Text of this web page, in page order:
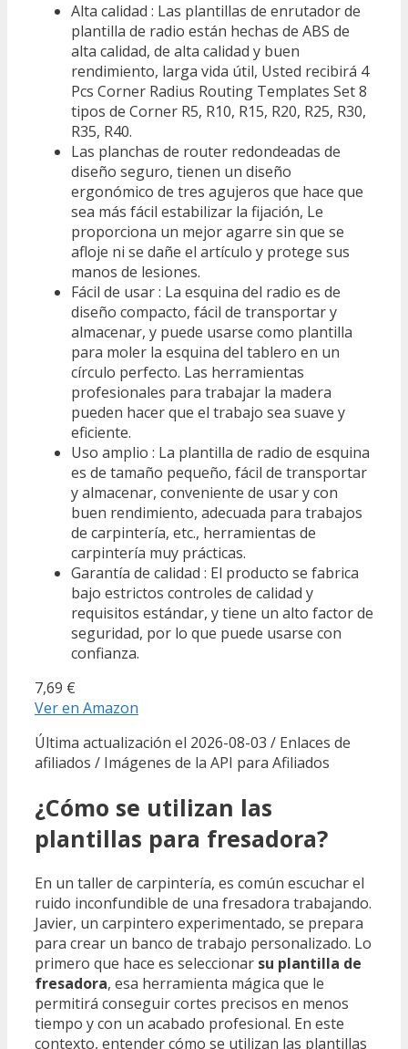
Alta calidad : Las plantillas de enrutador de
plantilla de radio están hechas de ABS de
alta calidad, de alta calidad y buen
rendimiento, larga vida útil, Usted recibirá 4
Pcs Corner Radius Routing Templates Set 8 ​
tipos de Corner R5, R10, R15, R20, R25, R30,
R35, R40.
Las planchas de router redondeadas de
diseño seguro, tienen un diseño
ergonómico de tres agujeros que hace que
sea más fácil estabilizar la fijación, Le
proporciona un mejor agarre sin que se
afloje ni se dañe el artículo y protege sus
manos de lesiones.
Fácil de usar : La esquina del radio es de
diseño compacto, fácil de transportar y
almacenar, y puede usarse como plantilla
para moler la esquina del tablero en un
círculo perfecto. Las herramientas
profesionales para trabajar la madera
pueden hacer que el trabajo sea suave y
eficiente.
Uso amplio : La plantilla de radio de esquina
es de tamaño pequeño, fácil de transportar
y almacenar, conveniente de usar y con
buen rendimiento, adecuada para trabajos
de carpintería, etc., herramientas de
carpintería muy prácticas.
Garantía de calidad : El producto se fabrica
bajo estrictos controles de calidad y
requisitos estándar, y tiene un alto factor de
seguridad, por lo que puede usarse con
confianza.
7,69 €
Ver en Amazon
Última actualización el 2026-08-03 / Enlaces de
afiliados / Imágenes de la API para Afiliados
¿Cómo se utilizan las
plantillas para fresadora?
En un taller de carpintería, es común escuchar el
ruido inconfundible de una fresadora trabajando.
Javier, un carpintero experimentado, se prepara
para crear un banco de trabajo personalizado. Lo
primero que hace es seleccionar su plantilla de
fresadora, esa herramienta mágica que le
permitirá conseguir cortes precisos en menos
tiempo y con un acabado profesional. En este
contexto, entender cómo se utilizan las plantillas